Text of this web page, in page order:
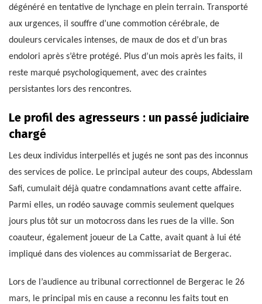
dégénéré en tentative de lynchage en plein terrain. Transporté
aux urgences, il souffre d’une commotion cérébrale, de
douleurs cervicales intenses, de maux de dos et d’un bras
endolori après s’être protégé. Plus d’un mois après les faits, il
reste marqué psychologiquement, avec des craintes
persistantes lors des rencontres.
Le profil des agresseurs : un passé judiciaire
chargé
Les deux individus interpellés et jugés ne sont pas des inconnus
des services de police. Le principal auteur des coups, Abdesslam
Safi, cumulait déjà quatre condamnations avant cette affaire.
Parmi elles, un rodéo sauvage commis seulement quelques
jours plus tôt sur un motocross dans les rues de la ville. Son
coauteur, également joueur de La Catte, avait quant à lui été
impliqué dans des violences au commissariat de Bergerac.
Lors de l’audience au tribunal correctionnel de Bergerac le 26
mars, le principal mis en cause a reconnu les faits tout en